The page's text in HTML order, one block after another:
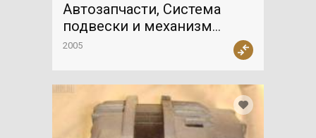
Автозапчасти, Система
подвески и механизм
управления, Ступица
2005